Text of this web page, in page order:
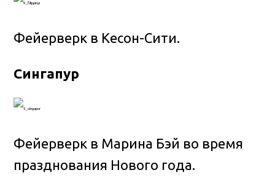
Фейерверк в Кесон-Сити.
Сингапур
Фейерверк в Марина Бэй во время
празднования Нового года.